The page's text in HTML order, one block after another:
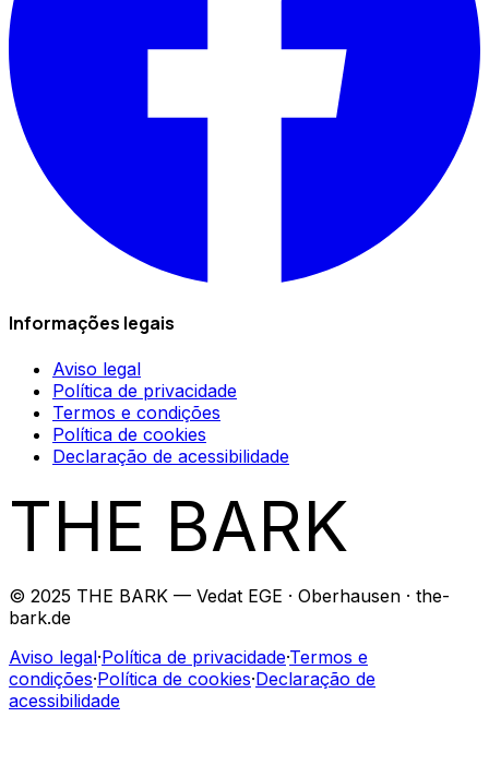
Informações legais
Aviso legal
Política de privacidade
Termos e condições
Política de cookies
Declaração de acessibilidade
THE BARK
© 2025 THE BARK — Vedat EGE · Oberhausen · the-
bark.de
Aviso legal·Política de privacidade·Termos e
condições·Política de cookies·Declaração de
acessibilidade